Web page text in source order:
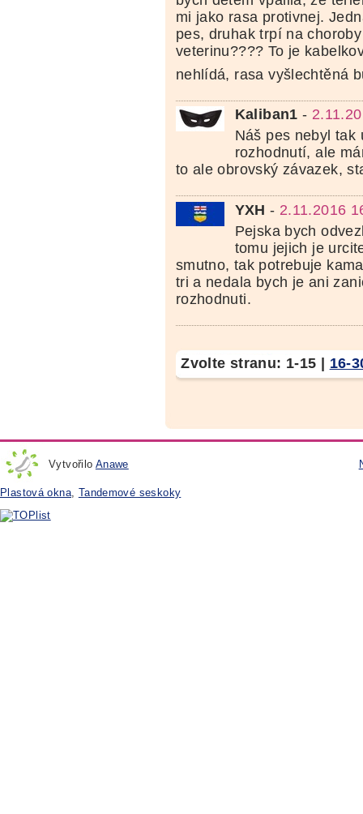
mi jako rasa protivnej.
pes, druhak trpí na
veterinu???? To je
nehlídá, rasa vyšlechtěná
Kaliban1 -
Náš pes nebyl tak
rozhodnutí, ale
to ale obrovský závazek,
YXH - 2.11.2016
Pejska bych
tomu jejich je
smutno, tak potrebuje
tri a nedala bych je ani
rozhodnuti.
Zvolte stranu: 1-15 16-
Vytvořilo Anawe
Plastová okna, Tandemové seskoky